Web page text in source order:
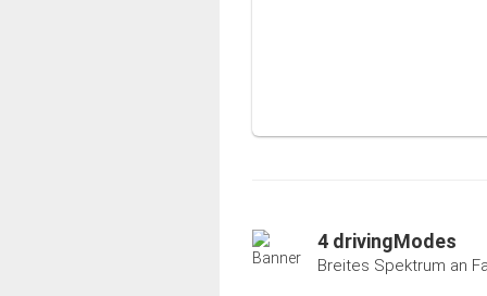
4 drivingModes
Breites Spektrum an